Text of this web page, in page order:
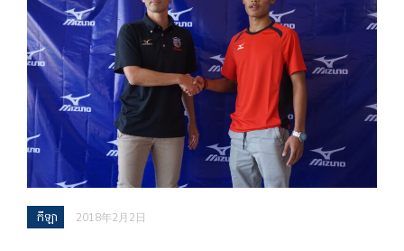
កីឡា 2018年2月2日